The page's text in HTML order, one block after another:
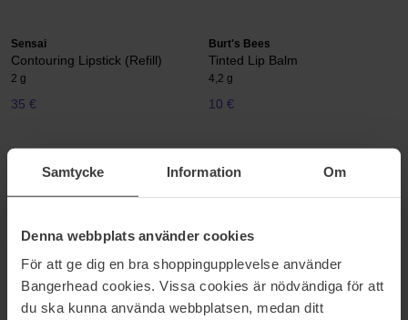
Samtycke Information Om
Denna webbplats använder cookies
För att ge dig en bra shoppingupplevelse använder
Bangerhead cookies. Vissa cookies är nödvändiga för att
du ska kunna använda webbplatsen, medan ditt
Sensai
Contouring Lipstick (Refill)
2 g
35 €
Burt's Bees
Tinted Lip Balm
4,2 g
10 €
Water Lip Stain
7 ml
Liplights Cream Lip Gloss
9 g
Glow Fixing Tint
3,8 g
RMS Beauty
Tinted Daily Lip Balm
3 g